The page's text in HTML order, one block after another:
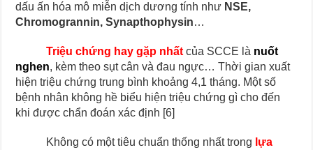
dấu ấn hóa mô miễn dịch dương tính như NSE,
Chromogrannin, Synapthophysin…
Triệu chứng hay gặp nhất của SCCE là nuốt
nghen, kèm theo sụt cân và đau ngực… Thời gian xuất
hiện triệu chứng trung bình khoảng 4,1 tháng. Một số
bệnh nhân không hề biểu hiện triệu chứng gì cho đến
khi được chẩn đoán xác định [6]
Không có một tiêu chuẩn thống nhất trong lựa